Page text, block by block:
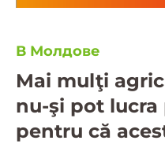
В Молдове
Mai mulţi
nu-şi pot
pentru că